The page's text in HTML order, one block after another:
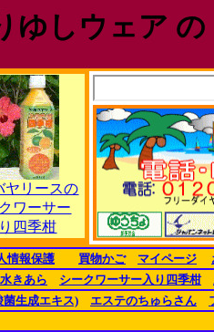
ゆしウェア
ヤリースの
ワーサー
四季柑
情報保護 買物かご マイページ
きあら シークワーサー入り四季柑
菌生成エキス)
エステのちゅらさん